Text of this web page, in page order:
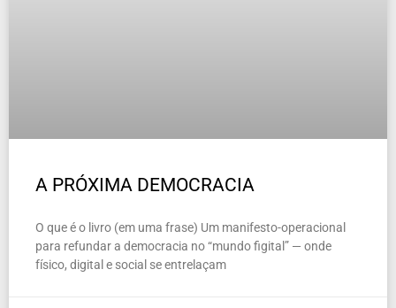
A PRÓXIMA DEMOCRACIA
O que é o livro (em uma frase) Um manifesto-operacional
para refundar a democracia no “mundo figital” — onde
físico, digital e social se entrelaçam